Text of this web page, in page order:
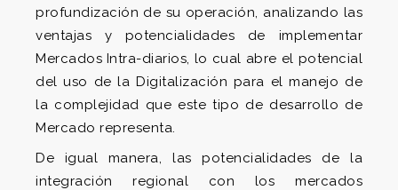
profundización de su operación, analizando las
ventajas y potencialidades de implementar
Mercados Intra-diarios, lo cual abre el potencial
del uso de la Digitalización para el manejo de
la complejidad que este tipo de desarrollo de
Mercado representa.
De igual manera, las potencialidades de la
integración regional con los mercados